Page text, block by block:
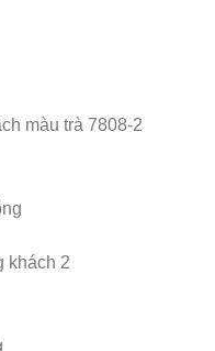
màu trà 7808-2
khách 2